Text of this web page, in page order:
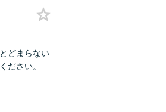
どまらない
ださい。